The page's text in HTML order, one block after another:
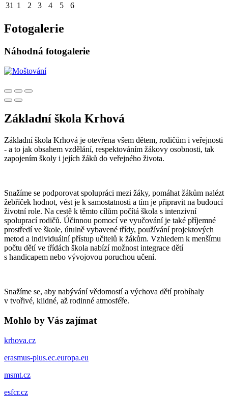
31 1 2 3 4 5 6
Fotogalerie
Náhodná fotogalerie
Základní škola Krhová
Základní škola Krhová je otevřena všem dětem, rodičům i veřejnosti
- a to jak obsahem vzdělání, respektováním žákovy osobnosti, tak
zapojením školy i jejích žáků do veřejného života.
Snažíme se podporovat spolupráci mezi žáky, pomáhat žákům nalézt
žebříček hodnot, vést je k samostatnosti a tím je připravit na budoucí
životní role. Na cestě k těmto cílům počítá škola s intenzivní
spoluprací rodičů. Účinnou pomocí ve vyučování je také příjemné
prostředí ve škole, útulně vybavené třídy, používání projektových
metod a individuální přístup učitelů k žákům. Vzhledem k menšímu
počtu dětí ve třídách škola nabízí možnost integrace dětí
s handicapem nebo vývojovou poruchou učení.
Snažíme se, aby nabývání vědomostí a výchova dětí probíhaly
v tvořivé, klidné, až rodinné atmosféře.
Mohlo by Vás zajímat
krhova.cz
erasmus-plus.ec.europa.eu
msmt.cz
esfcr.cz